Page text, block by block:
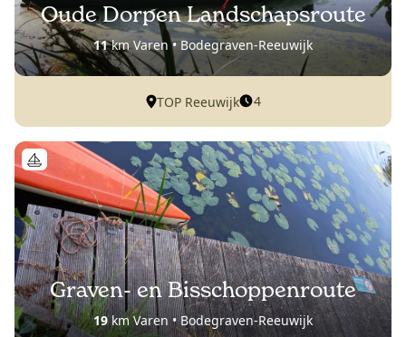
Oude Dorpen Landschapsroute
11km Varen • Bodegraven-Reeuwijk
TOP Reeuwijk 4
Graven- en Bisschoppenroute
19km Varen • Bodegraven-Reeuwijk